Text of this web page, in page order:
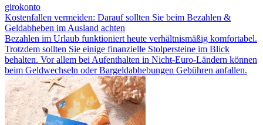
girokonto
Kostenfallen vermeiden: Darauf sollten Sie beim Bezahlen &
Geldabheben im Ausland achten
Bezahlen im Urlaub funktioniert heute verhältnismäßig komfortabel.
Trotzdem sollten Sie einige finanzielle Stolpersteine im Blick
behalten. Vor allem bei Aufenthalten in Nicht-Euro-Ländern können
beim Geldwechseln oder Bargeldabhebungen Gebühren anfallen.